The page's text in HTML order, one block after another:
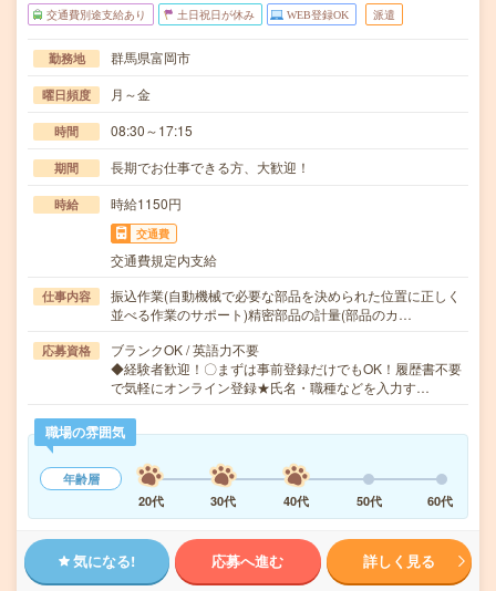
交通費別途支給あり 土日祝日が休み WEB登録OK 派遣
勤務地 群馬県富岡市
曜日頻度 月～金
時間 08:30～17:15
期間 長期でお仕事できる方、大歓迎！
時給 時給1150円
交通費
交通費規定内支給
仕事内容
振込作業(自動機械で必要な部品を決められた位置に正しく
並べる作業のサポート)精密部品の計量(部品のカ…
応募資格
ブランクOK / 英語力不要
◆経験者歓迎！〇まずは事前登録だけでもOK！履歴書不要
で気軽にオンライン登録★氏名・職種などを入力す…
職場の雰囲気
年齢層
20代
30代 40代 50代 60代
気になる! 応募へ進む 詳しく見る